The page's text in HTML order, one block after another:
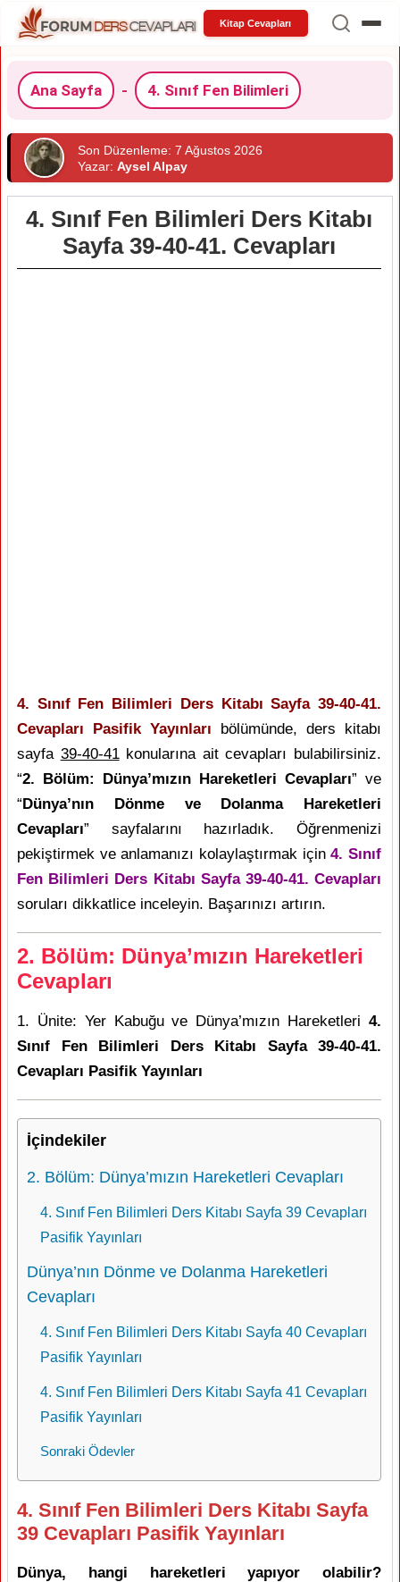
Kitap Cevapları
Ana Sayfa - 4. Sınıf Fen Bilimleri
Son Düzenleme: 7 Ağustos 2026
Yazar: Aysel Alpay
4. Sınıf Fen Bilimleri Ders Kitabı
Sayfa 39-40-41. Cevapları
4. Sınıf Fen Bilimleri Ders Kitabı Sayfa 39-40-41.
Cevapları Pasifik Yayınları bölümünde, ders kitabı
sayfa 39-40-41konularına ait cevapları bulabilirsiniz.
“2. Bölüm: Dünya’mızın Hareketleri Cevapları” ve
“Dünya’nın Dönme ve Dolanma Hareketleri
Cevapları” sayfalarını hazırladık. Öğrenmenizi
pekiştirmek ve anlamanızı kolaylaştırmak için4. Sınıf
Fen Bilimleri Ders Kitabı Sayfa 39-40-41. Cevapları
soruları dikkatlice inceleyin. Başarınızı artırın.
2. Bölüm: Dünya’mızın Hareketleri
Cevapları
1. Ünite: Yer Kabuğu ve Dünya’mızın Hareketleri 4.
Sınıf Fen Bilimleri Ders Kitabı Sayfa 39-40-41.
Cevapları Pasifik Yayınları
İçindekiler
2. Bölüm: Dünya’mızın Hareketleri Cevapları
4. Sınıf Fen Bilimleri Ders Kitabı Sayfa 39 Cevapları
Pasifik Yayınları
Dünya’nın Dönme ve Dolanma Hareketleri
Cevapları
4. Sınıf Fen Bilimleri Ders Kitabı Sayfa 40 Cevapları
Pasifik Yayınları
4. Sınıf Fen Bilimleri Ders Kitabı Sayfa 41 Cevapları
Pasifik Yayınları
Sonraki Ödevler
4. Sınıf Fen Bilimleri Ders Kitabı Sayfa
39 Cevapları Pasifik Yayınları
Dünya, hangi hareketleri yapıyor olabilir?